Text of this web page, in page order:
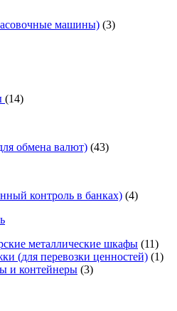
машины) (3)
(14)
обмена валют) (43)
контроль в банках) (4)
металлические шкафы (11)
(для перевозки ценностей) (1)
и контейнеры (3)